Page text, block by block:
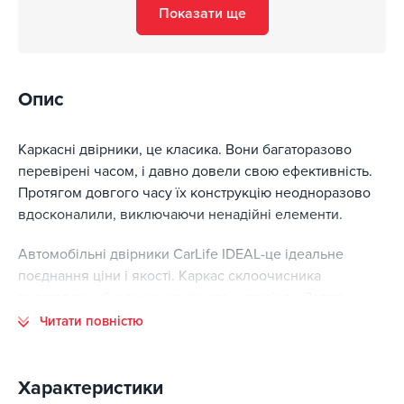
Показати ще
Опис
Каркасні двірники, це класика. Вони багаторазово
перевірені часом, і давно довели свою ефективність.
Протягом довгого часу їх конструкцію неодноразово
вдосконалили, виключаючи ненадійні елементи.
Автомобільні двірники CarLife IDEAL-це ідеальне
поєднання ціни і якості. Каркас склоочисника
запобігання виникнення корозії, всі металеві
підігнані один під одного, що забезпечує відсутність
Читати повністю
Характеристики